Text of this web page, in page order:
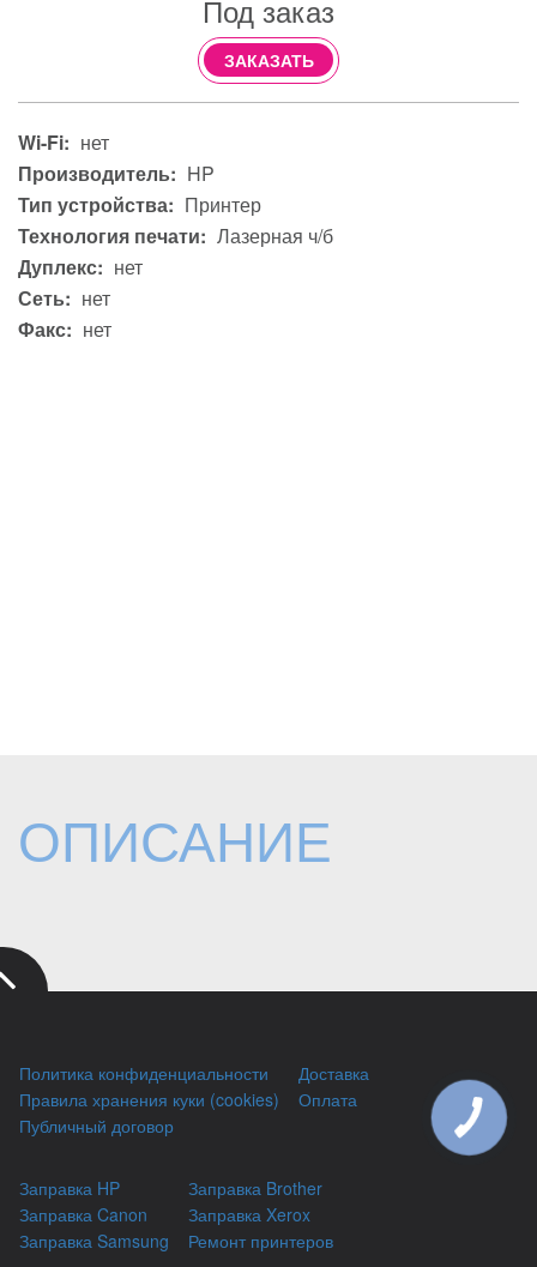
Под заказ
ЗАКАЗАТЬ
Wi-Fi: нет
Производитель: HP
Тип устройства: Принтер
Технология печати: Лазерная ч/б
Дуплекс: нет
Сеть: нет
Факс: нет
ОПИСАНИЕ
Политика конфиденциальности
Правила хранения куки (cookies)
Публичный договор
Доставка
Оплата
Заправка HP
Заправка Canon
Заправка Samsung
Заправка Brother
Заправка Xerox
Ремонт принтеров